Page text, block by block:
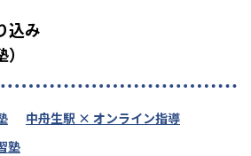
込み
中舟生駅 × オンライン指導
塾